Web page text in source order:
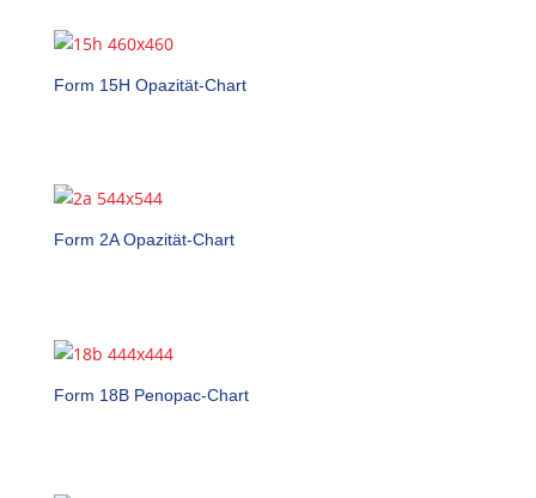
Form 15H Opazität-Chart
Form 2A Opazität-Chart
Form 18B Penopac-Chart